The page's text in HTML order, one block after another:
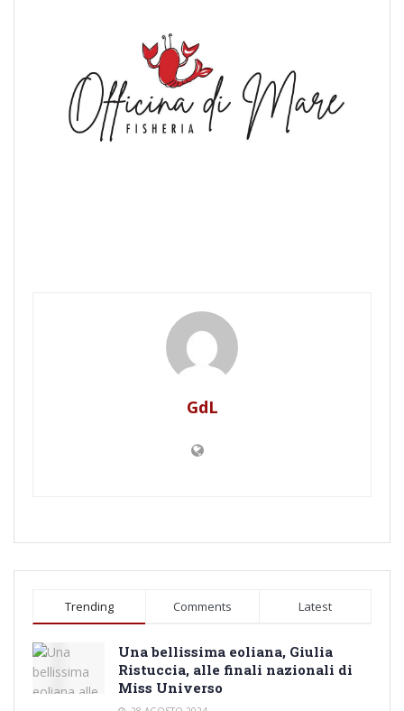
GdL
Trending Comments Latest
Una bellissima eoliana, Giulia
Ristuccia, alle finali nazionali di
Miss Universo